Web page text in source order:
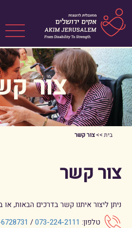
Menu
צור
בית>>צור קשר
צור קשר
ניתן ליצור איתנו קשר בדרכים הבאות,
טלפון: 073-224-2111
/